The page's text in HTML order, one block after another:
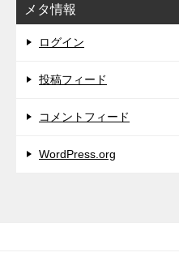
メタ情報
ログイン
投稿フィード
コメントフィード
WordPress.org